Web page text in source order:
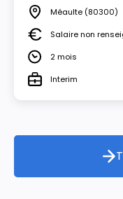
Lieu Méaulte (80300)
SalaireSalaire non
Durée2 mois
TypeInterim